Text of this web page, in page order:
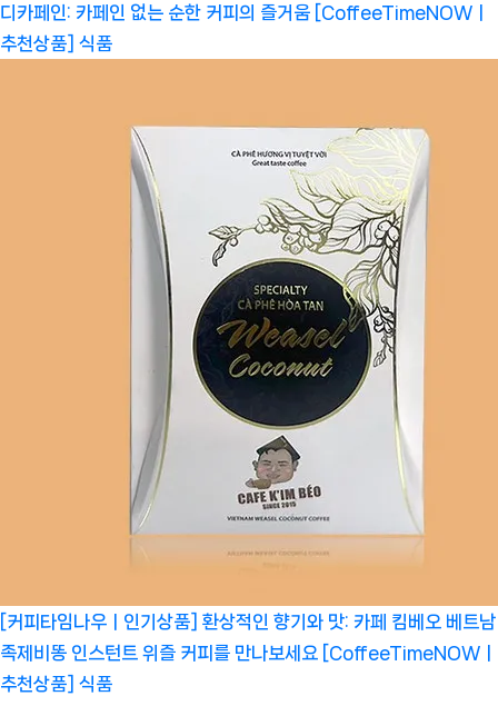
디카페인: 카페인 없는 순한 커피의 즐거움 [CoffeeTimeNOWㅣ
추천상품] 식품
[커피타임나우ㅣ인기상품] 환상적인 향기와 맛: 카페 킴베오 베트남
족제비똥 인스턴트 위즐 커피를 만나보세요 [CoffeeTimeNOWㅣ
추천상품] 식품